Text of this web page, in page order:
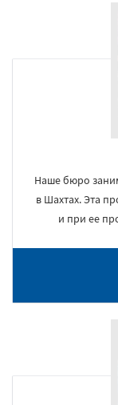
Наше бюро
в Шахтах. Эта
и при ее